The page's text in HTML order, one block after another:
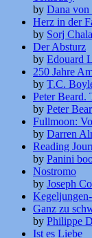
by Dana
Herz in der
by Sorj
Der Absturz
by Edouard
250 Jahre
by T.C.
Peter Beard.
by Peter
Fullmoon:
by Darren
Reading
by Panini
Nostromo
by Joseph
Ganz zu
by Philippe
Ist es Liebe